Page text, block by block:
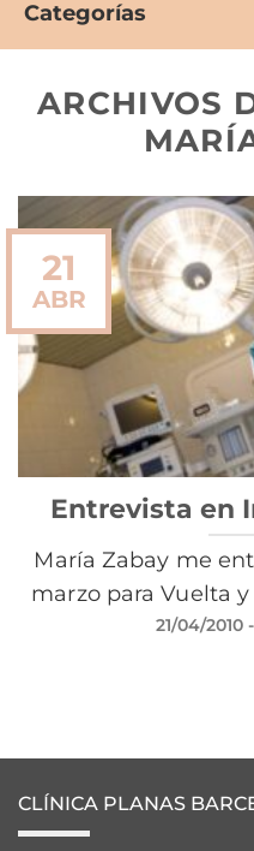
Categorías
ARCHIVOS
Entrevista en
María Zabay me
marzo para Vuelta
21/04/2010
21
ABR
CLÍNICA PLANAS